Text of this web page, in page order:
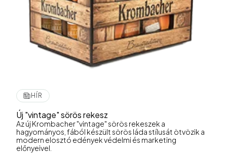
HÍR
Új "vintage" sörös rekesz
Az új Krombacher "vintage" sörös rekeszek a
hagyományos, fából készült sörös láda stílusát ötvözik a
modern elosztó edények védelmi és marketing
előnyeivel.